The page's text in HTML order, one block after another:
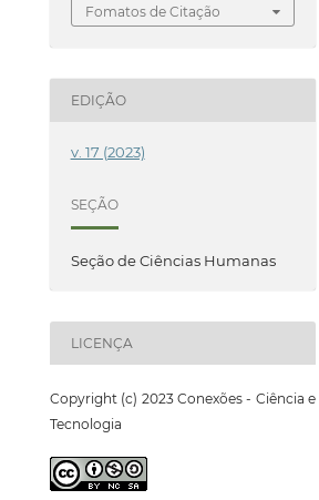
Fomatos de Citação
EDIÇÃO
v. 17 (2023)
SEÇÃO
Seção de Ciências Humanas
LICENÇA
Copyright (c) 2023 Conexões - Ciência e
Tecnologia